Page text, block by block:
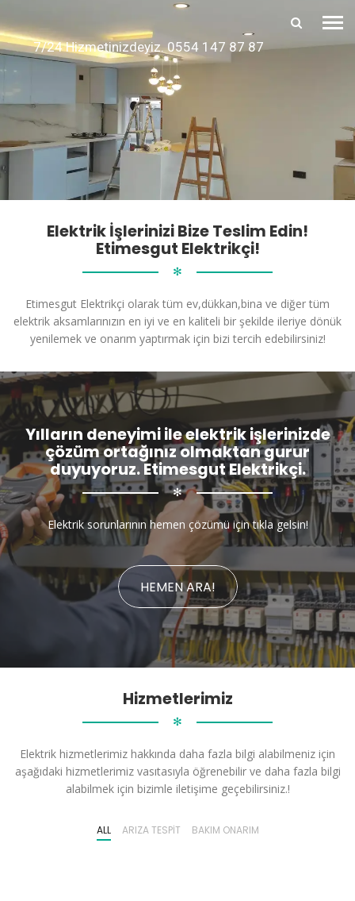
7/24 Hizmetinizdeyiz. 0554 147 87 87
Elektrik İşlerinizi Bize Teslim Edin!
Etimesgut Elektrikçi!
✻
Etimesgut Elektrikçi olarak tüm ev,dükkan,bina ve diğer tüm
elektrik aksamlarınızın en iyi ve en kaliteli bir şekilde ileriye dönük
yenilemek ve onarım yaptırmak için bizi tercih edebilirsiniz!
Yılların deneyimi ile elektrik işlerinizde
çözüm ortağınız olmaktan gurur
duyuyoruz. Etimesgut Elektrikçi.
✻
Elektrik sorunlarının hemen çözümü için tıkla gelsin!
HEMEN ARA!
Hizmetlerimiz
✻
Elektrik hizmetlerimiz hakkında daha fazla bilgi alabilmeniz için
aşağıdaki hizmetlerimiz vasıtasıyla öğrenebilir ve daha fazla bilgi
alabilmek için bizimle iletişime geçebilirsiniz.!
ALL ARIZA TESPIT BAKIM ONARIM